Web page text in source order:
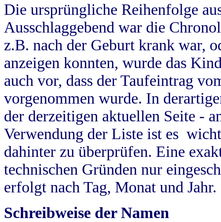
Die ursprüngliche Reihenfolge
Ausschlaggebend war die
z.B. nach der Geburt krank war,
anzeigen konnten, wurde das
auch vor, dass der Taufeintrag
vorgenommen wurde. In
der derzeitigen aktuellen Seite -
Verwendung der Liste ist es
dahinter zu überprüfen. Eine
technischen Gründen nur
erfolgt nach Tag, Monat und Jahr.
Schreibweise der Namen